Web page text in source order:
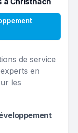
de service
en
les